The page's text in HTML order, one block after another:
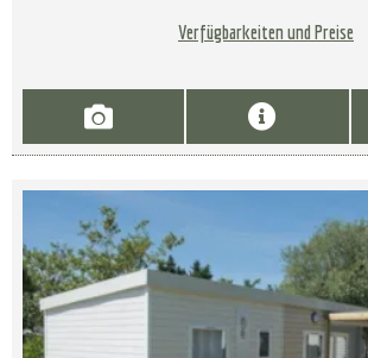
Verfügbarkeiten und Preise